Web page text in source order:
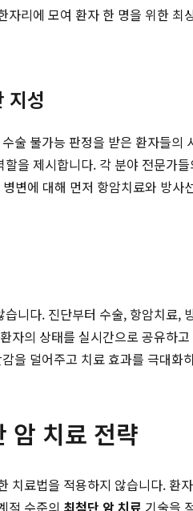
리에 모여 환자 한 명을 위한
지성
술 불가능 판정을 받은 환자들
을 제시합니다. 각 분야 전문가
변에 대해 먼저 항암치료와 방
니다. 진단부터 수술, 항암치료
자의 상태를 실시간으로 공유하
을 덜어주고 치료 효과를 극대화
암 치료 전략
치료법을 적용하지 않습니다.
적 수준의 최첨단 암 치료 기술을